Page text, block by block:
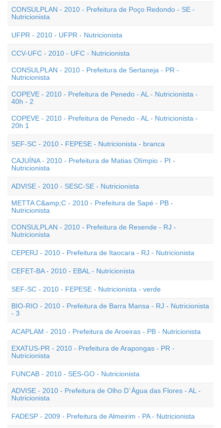
CONSULPLAN - 2010 - Prefeitura de Poço Redondo - SE -
Nutricionista
UFPR - 2010 - UFPR - Nutricionista
CCV-UFC - 2010 - UFC - Nutricionista
CONSULPLAN - 2010 - Prefeitura de Sertaneja - PR -
Nutricionista
COPEVE - 2010 - Prefeitura de Penedo - AL - Nutricionista -
40h - 2
COPEVE - 2010 - Prefeitura de Penedo - AL - Nutricionista -
20h 1
SEF-SC - 2010 - FEPESE - Nutricionista - branca
CAJUÍNA - 2010 - Prefeitura de Matias Olímpio - PI -
Nutricionista
ADVISE - 2010 - SESC-SE - Nutricionista
METTA C&amp;C - 2010 - Prefeitura de Sapé - PB -
Nutricionista
CONSULPLAN - 2010 - Prefeitura de Resende - RJ -
Nutricionista
CEPERJ - 2010 - Prefeitura de Itaocara - RJ - Nutricionista
CEFET-BA - 2010 - EBAL - Nutricionista
SEF-SC - 2010 - FEPESE - Nutricionista - verde
BIO-RIO - 2010 - Prefeitura de Barra Mansa - RJ - Nutricionista
- 3
ACAPLAM - 2010 - Prefeitura de Aroeiras - PB - Nutricionista
EXATUS-PR - 2010 - Prefeitura de Arapongas - PR -
Nutricionista
FUNCAB - 2010 - SES-GO - Nutricionista
ADVISE - 2010 - Prefeitura de Olho D`Água das Flores - AL -
Nutricionista
FADESP - 2009 - Prefeitura de Almeirim - PA - Nutricionista